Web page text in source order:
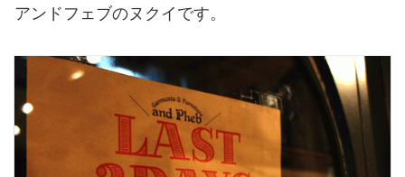
アンドフェブのヌクイです。